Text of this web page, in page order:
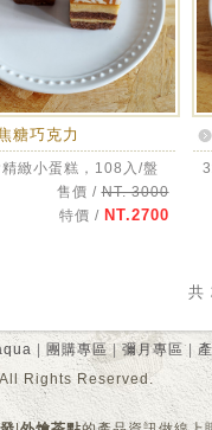
糖巧克力
緻小蛋糕，108入/盤
售價 /NT. 3000
特價 / NT.2700
共
團購專區|彌月專區|
Rights Reserved.